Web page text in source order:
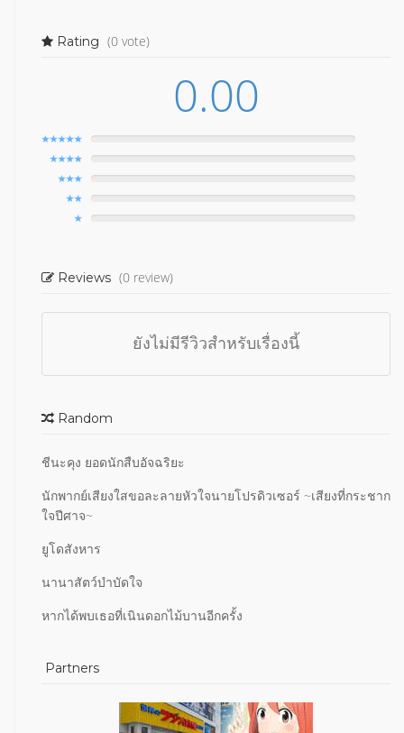
Rating (0 vote)
0.00
Reviews (0 review)
ยังไม่มีรีวิวสำหรับเรื่องนี้
Random
ชีนะคุง ยอดนักสืบอัจฉริยะ
นักพากย์เสียงใสขอละลายหัวใจนายโปรดิวเซอร์ ~เสียงที่กระชาก
ใจปีศาจ~
ยูโดสังหาร
นานาสัตว์บำบัดใจ
หากได้พบเธอที่เนินดอกไม้บานอีกครั้ง
Partners